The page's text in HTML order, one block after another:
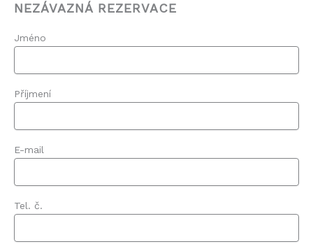
NEZÁVAZNÁ REZERVACE
Jméno
Příjmení
E-mail
Tel. č.